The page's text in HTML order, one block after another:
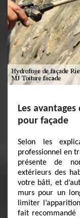
Les
pour façade
Selon les
professionnel en
présente de
extérieurs des
votre bâti, et
murs pour un
limiter
fait recommandé